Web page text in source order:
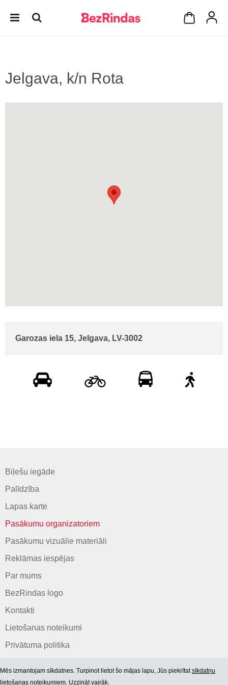
Jelgava, k/n Rota
Garozas iela 15, Jelgava, LV-3002
Biļešu iegāde
Palīdzība
Lapas karte
Pasākumu organizatoriem
Pasākumu vizuālie materiāli
Reklāmas iespējas
Par mums
BezRindas logo
Kontakti
Lietošanas noteikumi
Privātuma politika
Mēs izmantojam sīkdatnes. Turpinot lietot šo mājas lapu, Jūs piekrītatsīkdatņu
lietošanas noteikumiem. Uzzināt vairāk.